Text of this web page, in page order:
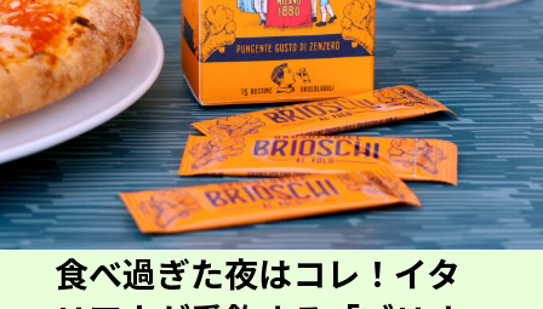
食べ過ぎた夜はコレ！イタ